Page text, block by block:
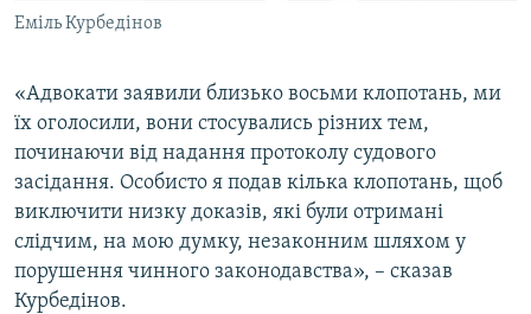
Еміль Курбедінов
«Адвокати заявили близько восьми клопотань, ми
їх оголосили, вони стосувались різних тем,
починаючи від надання протоколу судового
засідання. Особисто я подав кілька клопотань, щоб
виключити низку доказів, які були отримані
слідчим, на мою думку, незаконним шляхом у
порушення чинного законодавства», – сказав
Курбедінов.